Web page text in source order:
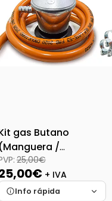
gas Butano
(Manguera /
25,00€
+ IVA
Info rápida